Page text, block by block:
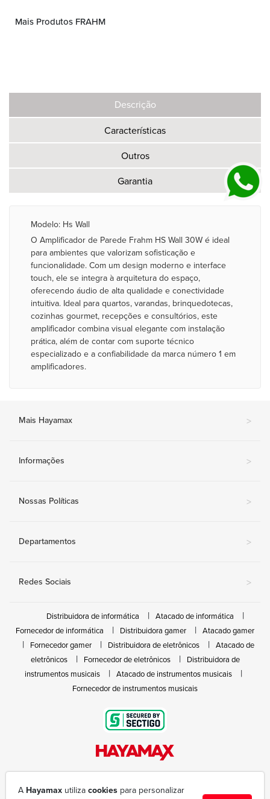
Mais Produtos FRAHM
Descrição
Características
Outros
Garantia
Modelo: Hs Wall
O Amplificador de Parede Frahm HS Wall 30W é ideal
para ambientes que valorizam sofisticação e
funcionalidade. Com um design moderno e interface
touch, ele se integra à arquitetura do espaço,
oferecendo áudio de alta qualidade e conectividade
intuitiva. Ideal para quartos, varandas, brinquedotecas,
cozinhas gourmet, recepções e consultórios, este
amplificador combina visual elegante com instalação
prática, além de contar com suporte técnico
especializado e a confiabilidade da marca número 1 em
amplificadores.
Mais Hayamax >
Informações >
Nossas Políticas >
Departamentos >
Redes Sociais >
Distribuidora de informática
Atacado de informática
Fornecedor de informática
Distribuidora gamer
Atacado gamer
Fornecedor gamer
Distribuidora de eletrônicos
Atacado de
eletrônicos
Fornecedor de eletrônicos
Distribuidora de
instrumentos musicais
Atacado de instrumentos musicais
Fornecedor de instrumentos musicais
(43) 3377-6600
A Hayamax utiliza cookies para personalizar